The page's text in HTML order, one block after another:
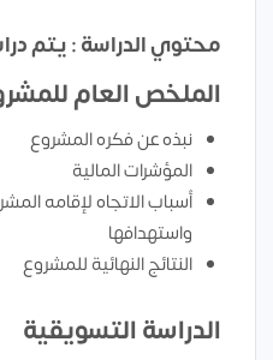
محتوي الدراسة : يتم
الملخص العام
نبذه عن فكره المشروع
المؤشرات المالية
أسباب الاتجاه لإقامه
واستهدافها
النتائج النهائية للمشروع
الدراسة التسويقية